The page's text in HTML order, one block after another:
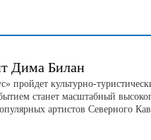
Дима Билан
пройдет культурно-
станет масштабный
артистов Северного